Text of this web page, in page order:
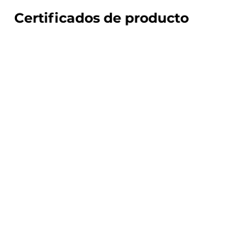
Certificados de producto​​